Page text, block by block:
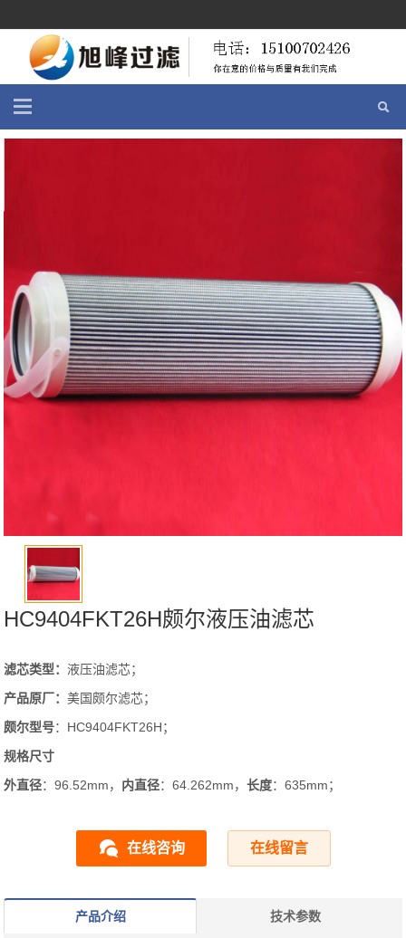
HC9404FKT26H颇尔液压油滤芯
滤芯类型：液压油滤芯；
产品原厂：美国颇尔滤芯；
颇尔型号：HC9404FKT26H；
规格尺寸
外直径：96.52mm， 内直径：64.262mm，长度：635mm；
在线咨询 在线留言
产品介绍 技术参数